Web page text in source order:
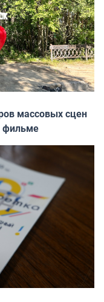
массовых сцен
фильме